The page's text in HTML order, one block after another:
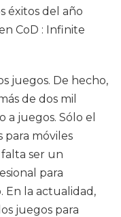
éxitos del año
CoD : Infinite
juegos. De hecho,
de dos mil
a juegos. Sólo el
móviles
ser un
para
En la actualidad,
juegos para